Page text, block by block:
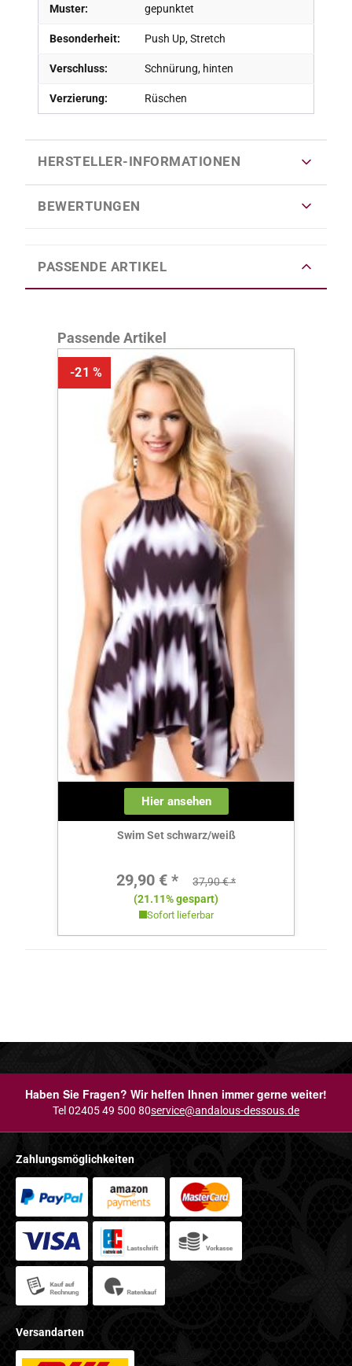
Muster: gepunktet
Besonderheit: Push Up, Stretch
Verschluss: Schnürung, hinten
Verzierung: Rüschen
HERSTELLER-INFORMATIONEN
BEWERTUNGEN
PASSENDE ARTIKEL
Produktgalerie überspringen
Passende Artikel
-21 %
Hier ansehen
Swim Set schwarz/weiß
Verkaufspreis:
29,90 € * Regulärer Preis:
37,90 €
(21.11% gespart)
Sofort lieferbar
Haben Sie Fragen? Wir helfen Ihnen immer gerne weiter!
Tel 02405 49 500 80service@andalous-dessous.de
Zahlungsmöglichkeiten
Versandarten